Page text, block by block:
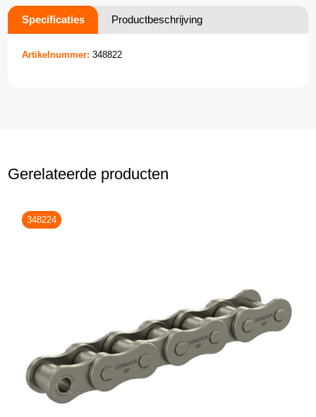
Specificaties Productbeschrijving
Artikelnummer: 348822
Gerelateerde producten
348224